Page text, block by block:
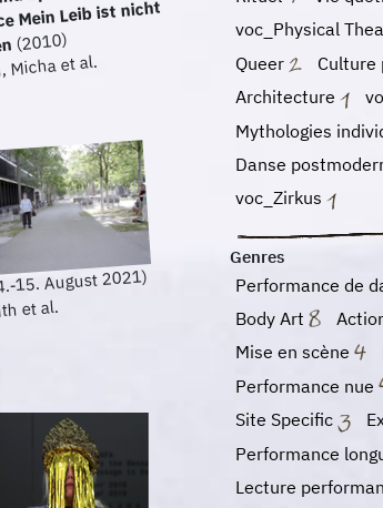
Mein Leib ist nicht
(2010)
Micha et al.
15. August 2021)
et al.
voc_Physical
Queer
Culture
Architecture
Mythologies
Danse
voc_Zirkus
Genres
Performance de
Body Art
Mise en scène
Performance nue
Site Specific
Performance
Lecture